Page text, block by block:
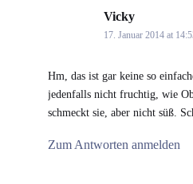
Vicky
17. Januar 2014 at
Hm, das ist gar keine so
jedenfalls nicht fruchtig, wie
schmeckt sie, aber nicht süß.
Zum Antworten anmelden